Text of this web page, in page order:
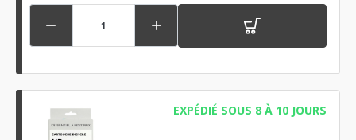
 
EXPÉDIÉ SOUS 8 À 10 JOURS